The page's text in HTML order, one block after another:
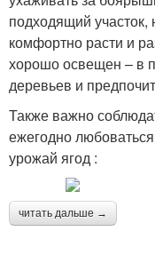
подходящий участок,
комфортно расти и
хорошо освещен – в
деревьев и
Также важно
ежегодно
урожай ягод :
читать дальше →